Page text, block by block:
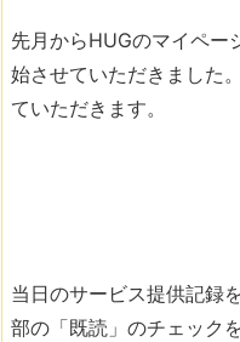
先月からHUGのマイペー
始させていただきました
ていただきます。
当日のサービス提供記録
部の「既読」のチェック